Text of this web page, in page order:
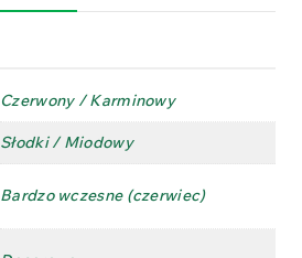
Czerwony / Karminowy
Słodki / Miodowy
Bardzo wczesne (czerwiec)